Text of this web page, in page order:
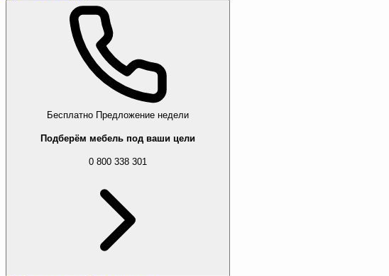
Бесплатно Предложение недели
Подберём мебель под ваши цели
0 800 338 301